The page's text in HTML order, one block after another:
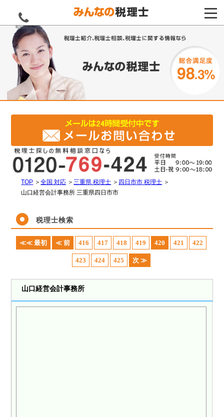
電話をする
TOP ＞全国 対応 ＞ 三重県 税理士 ＞ 四日市市 税理士 ＞
山口経営会計事務所 三重県四日市市
税理士検索
≪≪ 最初 ≪ 前 416 417 418 419 420 421 422
423 424 425 次 ≫
山口経営会計事務所